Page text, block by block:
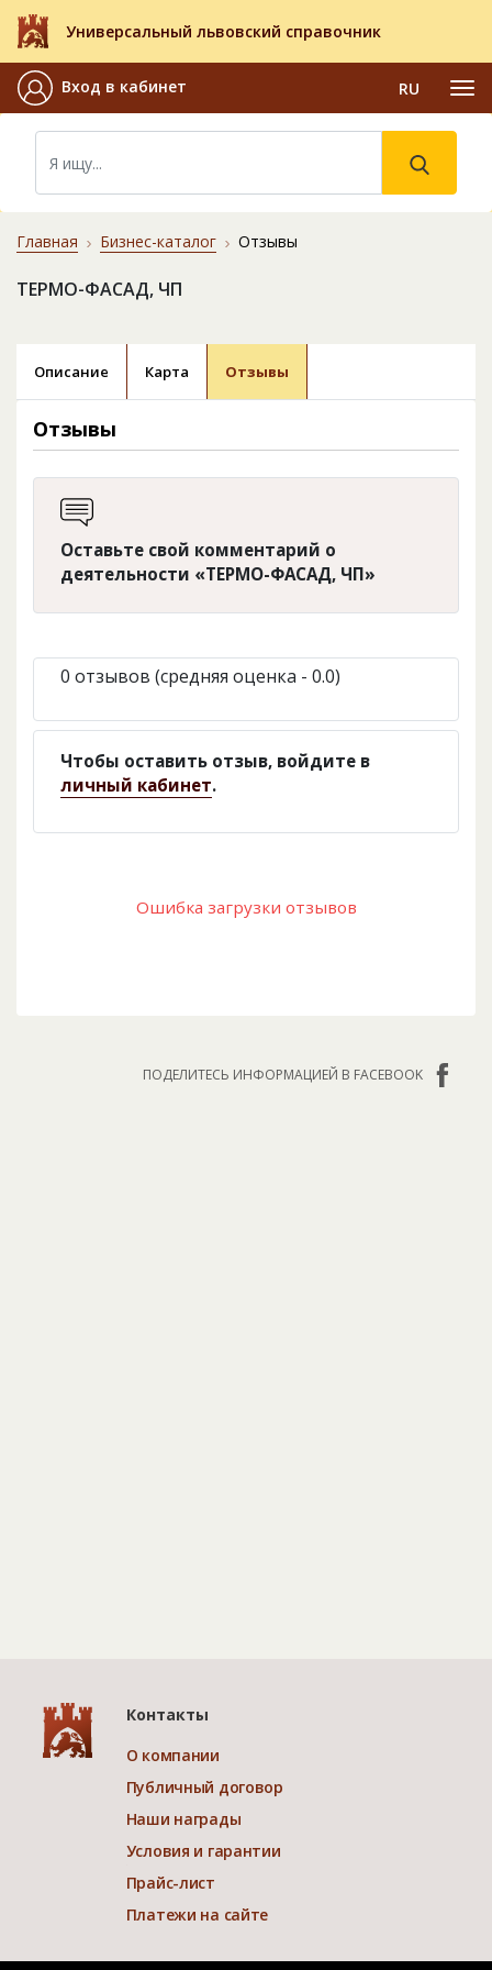
Универсальный львовский справочник
Вход в кабинет RU
Главная Бизнес-каталог Отзывы
ТЕРМО-ФАСАД, ЧП
Описание Карта Отзывы
Отзывы
Оставьте свой комментарий о
деятельности «ТЕРМО-ФАСАД, ЧП»
0 отзывов (средняя оценка - 0.0)
Чтобы оставить отзыв, войдите в
личный кабинет.
Ошибка загрузки отзывов
ПОДЕЛИТЕСЬ ИНФОРМАЦИЕЙ В FACEBOOK
Контакты
О компании
Публичный договор
Наши награды
Условия и гарантии
Прайс-лист
Платежи на сайте